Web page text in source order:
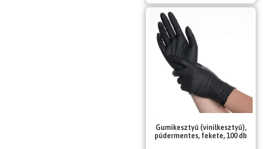
Gumikesztyű (vinilkesztyű),
púdermentes, fekete, 100 db